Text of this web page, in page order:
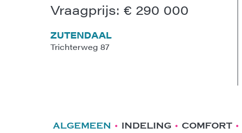
Vraagprijs: € 290 000
ZUTENDAAL
Trichterweg 87
ALGEMEEN INDELING COMFORT